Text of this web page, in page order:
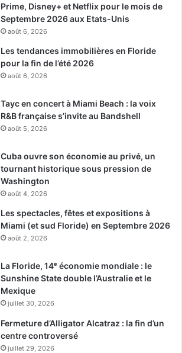
Prime, Disney+ et Netflix pour le mois de
Septembre 2026 aux Etats-Unis
août 6, 2026
Les tendances immobilières en Floride
pour la fin de l’été 2026
août 6, 2026
Tayc en concert à Miami Beach : la voix
R&B française s’invite au Bandshell
août 5, 2026
Cuba ouvre son économie au privé, un
tournant historique sous pression de
Washington
août 4, 2026
Les spectacles, fêtes et expositions à
Miami (et sud Floride) en Septembre 2026
août 2, 2026
La Floride, 14ᵉ économie mondiale : le
Sunshine State double l’Australie et le
Mexique
juillet 30, 2026
Fermeture d’Alligator Alcatraz : la fin d’un
centre controversé
juillet 29, 2026